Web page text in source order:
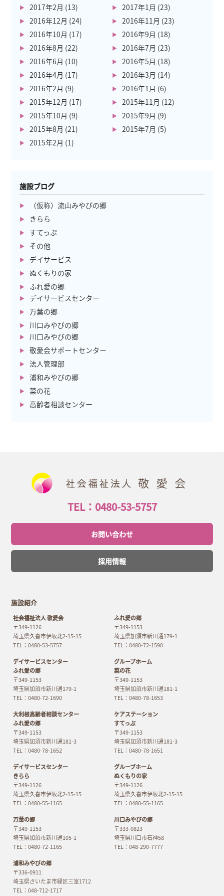
2017年2月 (13) 2017年1月 (23)
2016年12月 (24) 2016年11月 (23)
2016年10月 (17) 2016年9月 (18)
2016年8月 (22) 2016年7月 (23)
2016年6月 (10) 2016年5月 (18)
2016年4月 (17) 2016年3月 (14)
2016年2月 (9) 2016年1月 (6)
2015年12月 (17) 2015年11月 (12)
2015年10月 (9) 2015年9月 (9)
2015年8月 (21) 2015年7月 (5)
2015年2月 (1)
施設ブログ
（仮称）流山みやびの郷
きらら
すてっぷ
その他
デイサービス
ぬくもりの家
ふれ愛の郷
デイサービスセンター
万葉の郷
川口みやびの郷
川口みやびの郷
敬愛会サポートセンター
法人管理部
浦和みやびの郷
菜の花
高齢者相談センター
TEL：0480-53-5757
お問い合わせ
採用情報
施設紹介
社会福祉法人 敬愛会
〒349-1126
埼玉県久喜市伊坂北2-15-15
TEL：0480-53-5757
ふれ愛の郷
〒349-1153
埼玉県加須市新川通179-1
TEL：0480-72-1590
デイサービスセンター
ふれ愛の郷
〒349-1153
埼玉県加須市新川通179-1
TEL：0480-72-1690
グループホーム
菜の花
〒349-1153
埼玉県加須市新川通181-1
TEL：0480-78-1653
大利根高齢者相談センター
ふれ愛の郷
〒349-1153
埼玉県加須市新川通181-3
TEL：0480-78-1652
ケアステーション
すてっぷ
〒349-1153
埼玉県加須市新川通181-3
TEL：0480-78-1651
デイサービスセンター
きらら
〒349-1126
埼玉県久喜市伊坂北2-15-15
TEL：0480-55-1165
グループホーム
ぬくもりの家
〒349-1126
埼玉県久喜市伊坂北2-15-15
TEL：0480-55-1165
万葉の郷
〒349-1153
埼玉県加須市新川通105-1
TEL：0480-72-1165
川口みやびの郷
〒333-0823
埼玉県川口市石神58
TEL：048-290-7777
浦和みやびの郷
〒336-0911
埼玉県さいたま市緑区三室1712
TEL：048-712-1717